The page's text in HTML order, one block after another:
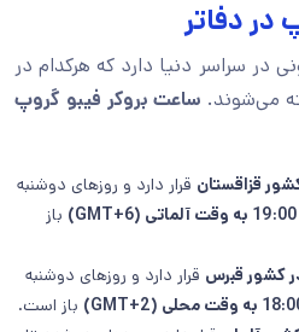
در دفاتر
در سراسر دنیا دارد که هرکدام در
می‌شوند. ساعت بروکر فیبو گروپ
قزاقستان قرار دارد و روزهای دوشنبه
باز
کشور قبرس قرار دارد و روزهای دوشنبه
باز است.